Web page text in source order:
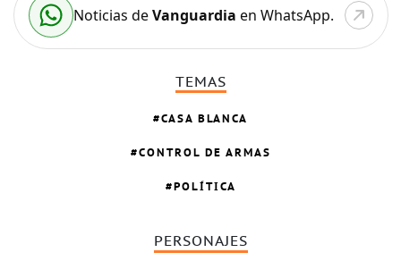
Noticias deVanguardia en WhatsApp.
TEMAS
CASA BLANCA
CONTROL DE ARMAS
POLÍTICA
PERSONAJES